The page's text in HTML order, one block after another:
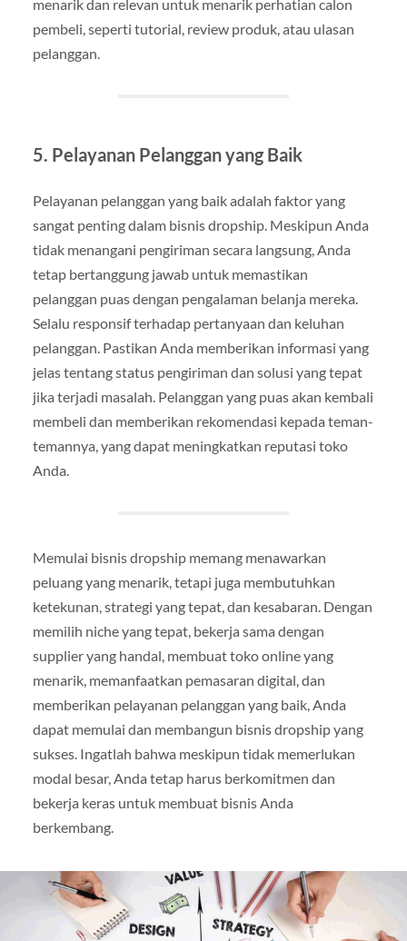
menarik dan relevan untuk menarik perhatian calon
pembeli, seperti tutorial, review produk, atau ulasan
pelanggan.
5. Pelayanan Pelanggan yang Baik
Pelayanan pelanggan yang baik adalah faktor yang
sangat penting dalam bisnis dropship. Meskipun Anda
tidak menangani pengiriman secara langsung, Anda
tetap bertanggung jawab untuk memastikan
pelanggan puas dengan pengalaman belanja mereka.
Selalu responsif terhadap pertanyaan dan keluhan
pelanggan. Pastikan Anda memberikan informasi yang
jelas tentang status pengiriman dan solusi yang tepat
jika terjadi masalah. Pelanggan yang puas akan kembali
membeli dan memberikan rekomendasi kepada teman-
temannya, yang dapat meningkatkan reputasi toko
Anda.
Memulai bisnis dropship memang menawarkan
peluang yang menarik, tetapi juga membutuhkan
ketekunan, strategi yang tepat, dan kesabaran. Dengan
memilih niche yang tepat, bekerja sama dengan
supplier yang handal, membuat toko online yang
menarik, memanfaatkan pemasaran digital, dan
memberikan pelayanan pelanggan yang baik, Anda
dapat memulai dan membangun bisnis dropship yang
sukses. Ingatlah bahwa meskipun tidak memerlukan
modal besar, Anda tetap harus berkomitmen dan
bekerja keras untuk membuat bisnis Anda
berkembang.